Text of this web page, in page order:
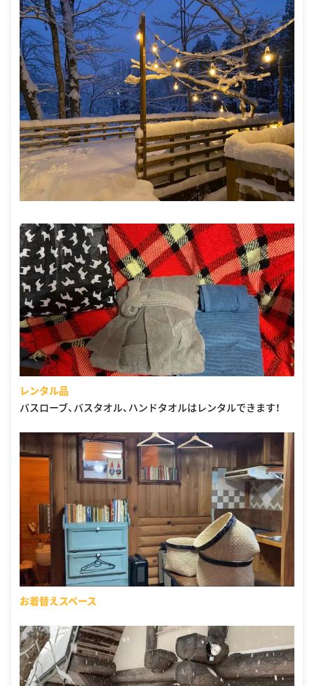
レンタル品
バスローブ、バスタオル、ハンドタオルはレンタルできます！
お着替えスペース